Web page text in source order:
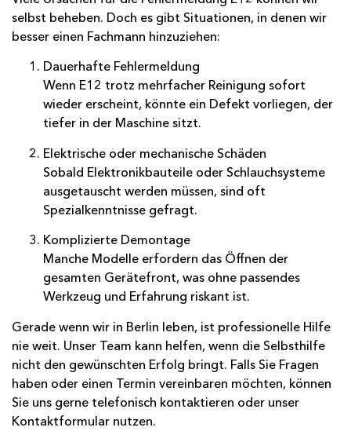
selbst beheben. Doch es gibt Situationen, in denen wir
besser einen Fachmann hinzuziehen:
Dauerhafte Fehlermeldung
Wenn E12 trotz mehrfacher Reinigung sofort
wieder erscheint, könnte ein Defekt vorliegen, der
tiefer in der Maschine sitzt.
Elektrische oder mechanische Schäden
Sobald Elektronikbauteile oder Schlauchsysteme
ausgetauscht werden müssen, sind oft
Spezialkenntnisse gefragt.
Komplizierte Demontage
Manche Modelle erfordern das Öffnen der
gesamten Gerätefront, was ohne passendes
Werkzeug und Erfahrung riskant ist.
Gerade wenn wir in Berlin leben, ist professionelle Hilfe
nie weit. Unser Team kann helfen, wenn die Selbsthilfe
nicht den gewünschten Erfolg bringt. Falls Sie Fragen
haben oder einen Termin vereinbaren möchten, können
Sie uns gerne telefonisch kontaktieren oder unser
Kontaktformular nutzen.